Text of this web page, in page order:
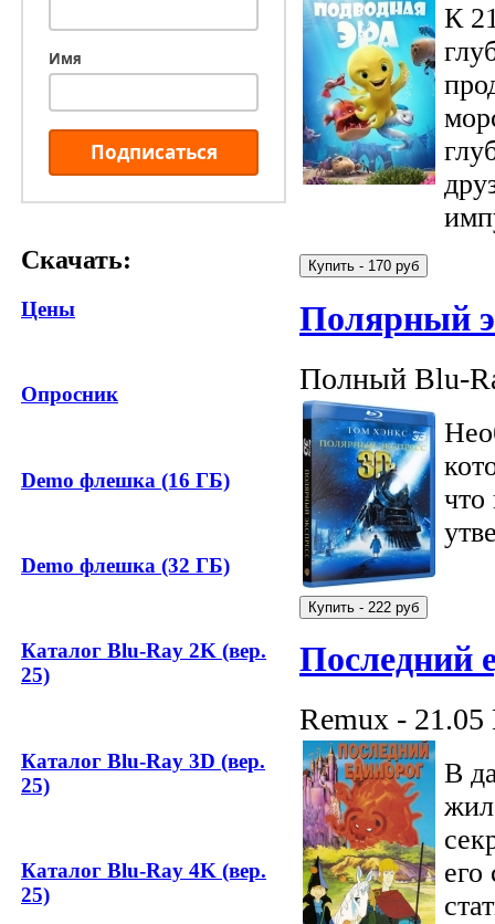
Имя
Подписаться
Скачать:
Цены
Опросник
Demo флешка (16 ГБ)
Demo флешка (32 ГБ)
Каталог Blu-Ray 2K (вер.
25)
Каталог Blu-Ray 3D (вер.
25)
Каталог Blu-Ray 4K (вер.
25)
К
Полярный
Полный Blu-
что
Последний
Remux - 21.05
В
его